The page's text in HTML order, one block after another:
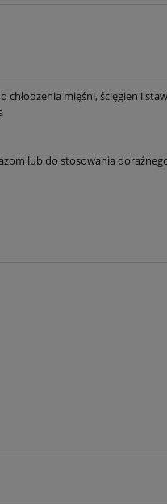
mięśni, ścięgien i
lub do stosowania